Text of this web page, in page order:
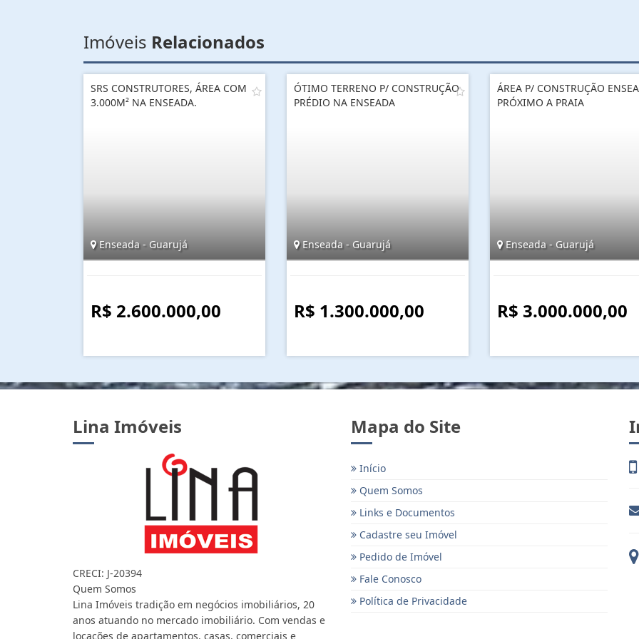
Imóveis Relacionados
SRS CONSTRUTORES, ÁREA COM
3.000M² NA ENSEADA.
Enseada - Guarujá
R$ 2.600.000,00
ÓTIMO TERRENO P/ CONSTRUÇÃO
PRÉDIO NA ENSEADA
Enseada - Guarujá
R$ 1.300.000,00
ÁREA P/ CONSTRUÇÃO
PRÓXIMO A PRAIA
Enseada - Guarujá
R$ 3.000.000,00
Lina Imóveis
CRECI: J-20394
Quem Somos
Lina Imóveis tradição em negócios imobiliários, 20
anos atuando no mercado imobiliário. Com vendas e
locações de apartamentos, casas, comerciais e
Mapa do Site
Início
Quem Somos
Links e Documentos
Cadastre seu Imóvel
Pedido de Imóvel
Fale Conosco
Política de Privacidade